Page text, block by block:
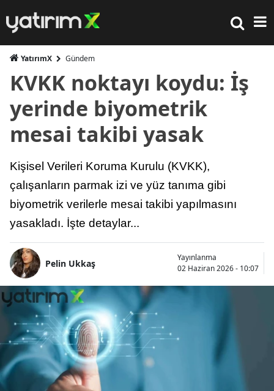
YatırımX Gündem
KVKK noktayı koydu: İş
yerinde biyometrik
mesai takibi yasak
Kişisel Verileri Koruma Kurulu (KVKK),
çalışanların parmak izi ve yüz tanıma gibi
biyometrik verilerle mesai takibi yapılmasını
yasakladı. İşte detaylar...
Pelin Ukkaş
Yayınlanma
02 Haziran 2026 - 10:07